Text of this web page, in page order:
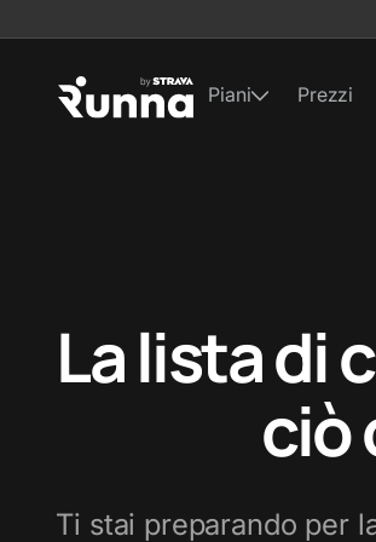
Piani Prezzi
La lista di
ciò
Ti stai preparando per